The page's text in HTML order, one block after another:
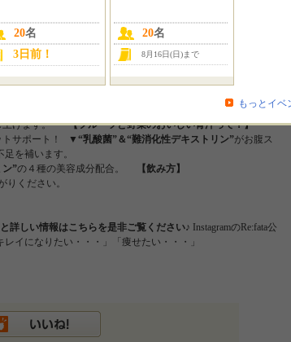
20名
3日前！
20名
8月16日(日)まで
もっとイベ
た感想等を美容口コミサイトへご投稿ください。
投稿頂いたURLを申請して頂いて完了になります。
】と、商品名『リファータ・フルーツと野菜のおいしい青
販促資料に使用させて頂く場合がございます。予めご了承く
し上げます。【フルーツと野菜のおいしい青汁って？】
トサポート！ ▼ “乳酸菌”＆“難消化性デキストリン”がお腹ス
足を補います。
ン”の４種の美容成分配合。
【飲み方】
りください。
詳しい情報はこちらを是非ご覧ください♪ InstagramのRe:fata公
になりたい・・・」「痩せたい・・・」